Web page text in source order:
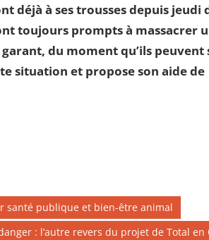
déjà à ses trousses depuis jeudi
toujours prompts à massacrer
du moment qu’ils peuvent
situation et propose son aide de
santé publique et bien-être animal
: l’autre revers du projet de Total en